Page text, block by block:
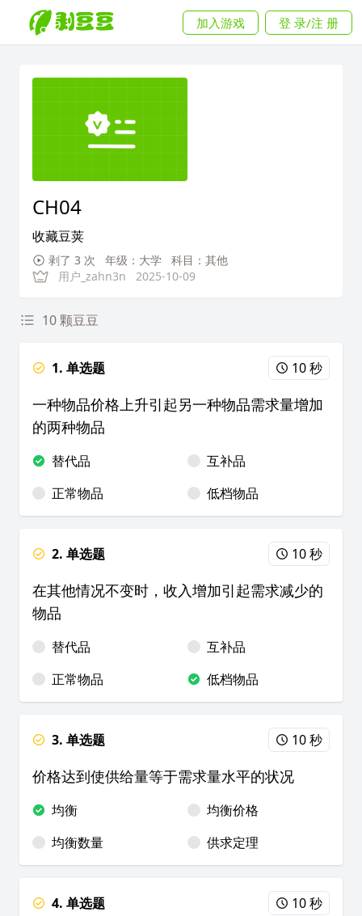
加入游戏 登 录/注 册
CH04
收藏豆荚
剥了 3 次 年级：大学
科目：其他
用户_zahn3n
2025-10-09
10 颗豆豆
1. 单选题 10 秒
一种物品价格上升引起另一种物品需求量增加
的两种物品
替代品
互补品
正常物品
低档物品
2. 单选题 10 秒
在其他情况不变时，收入增加引起需求减少的
物品
替代品
互补品
正常物品
低档物品
3. 单选题 10 秒
价格达到使供给量等于需求量水平的状况
均衡
均衡价格
均衡数量
供求定理
4. 单选题 10 秒